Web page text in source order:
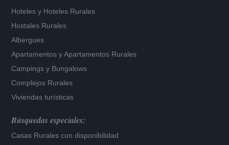
Hoteles y Hoteles Rurales
Hostales Rurales
Albergues
Apartamentos yApartamentos Rurales
Campings y Bungalows
Complejos Rurales
Viviendas turísticas
Búsquedas especiales:
Casas Rurales con disponibilidad